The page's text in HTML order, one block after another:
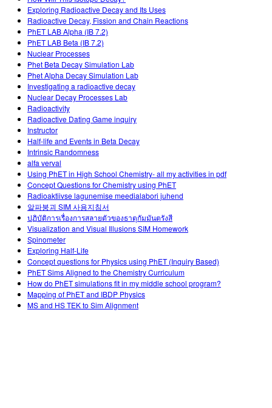
Traduzir Sims
Customizable Sims
Professional Learning with PhET
Teaching with PhET
PhET Global
Fluência em Dados
DEIB na STEM Ed
SceneryStack OSE
Relatório de Impacto
ENTRE/REGISTRE-SE
Exploring Radioactive Decay and Its Uses
Radioactive Decay, Fission and Chain Reactions
PhET LAB Alpha (IB 7.2)
PhET LAB Beta (IB 7.2)
Nuclear Processes
Phet Beta Decay Simulation Lab
Phet Alpha Decay Simulation Lab
Investigating a radioactive decay
Nuclear Decay Processes Lab
Radioactivity
Radioactive Dating Game inquiry
Instructor
Half-life and Events in Beta Decay
Intrinsic Randomness
alfa verval
Using PhET in High School Chemistry- all my activities in pdf
Concept Questions for Chemistry using PhET
Radioaktiivse lagunemise meedialabori juhend
알파붕괴 SIM 사용지침서
ปฏิบัติการเรื่องการสลายตัวของธาตุกัมมันตรังสี
Visualization and Visual Illusions SIM Homework
Spinometer
Exploring Half-Life
Concept questions for Physics using PhET (Inquiry Based)
PhET Sims Aligned to the Chemistry Curriculum
How do PhET simulations fit in my middle school program?
Mapping of PhET and IBDP Physics
MS and HS TEK to Sim Alignment